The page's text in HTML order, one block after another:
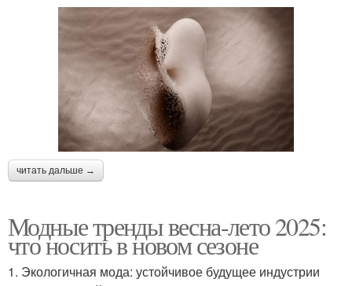
читать дальше →
Модные тренды весна-лето 2025:
что носить в новом сезоне
1. Экологичная мода: устойчивое будущее индустрии